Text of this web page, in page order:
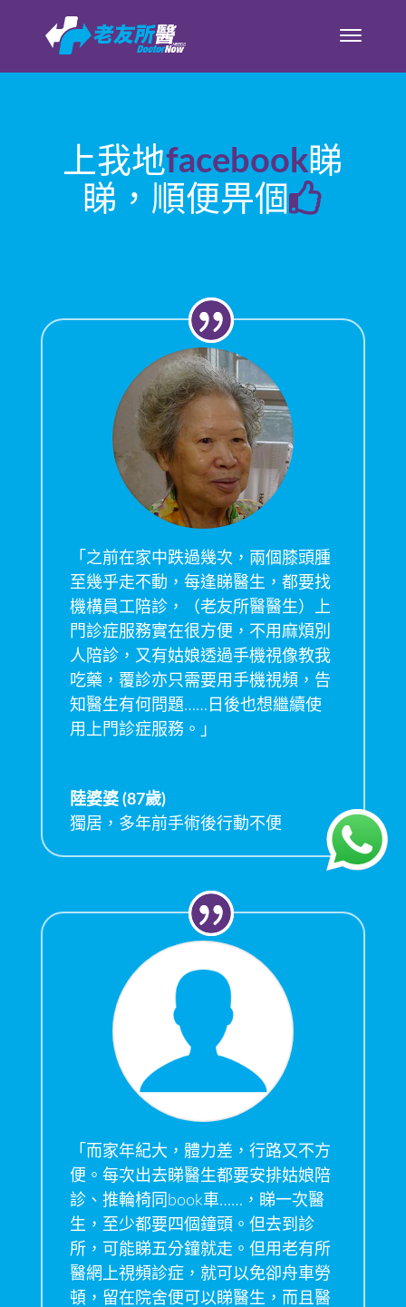
上我地facebook睇
睇，順便畀個
「之前在家中跌過幾次，兩個膝頭腫
至幾乎走不動，每逢睇醫生，都要找
機構員工陪診，（老友所醫醫生）上
門診症服務實在很方便，不用麻煩別
人陪診，又有姑娘透過手機視像教我
吃藥，覆診亦只需要用手機視頻，告
知醫生有何問題……日後也想繼續使
用上門診症服務。」
陸婆婆 (87歲)
獨居，多年前手術後行動不便
「而家年紀大，體力差，行路又不方
便。每次出去睇醫生都要安排姑娘陪
診、推輪椅同book車……，睇一次醫
生，至少都要四個鐘頭。但去到診
所，可能睇五分鐘就走。但用老有所
醫網上視頻診症，就可以免卻舟車勞
頓，留在院舍便可以睇醫生，而且醫